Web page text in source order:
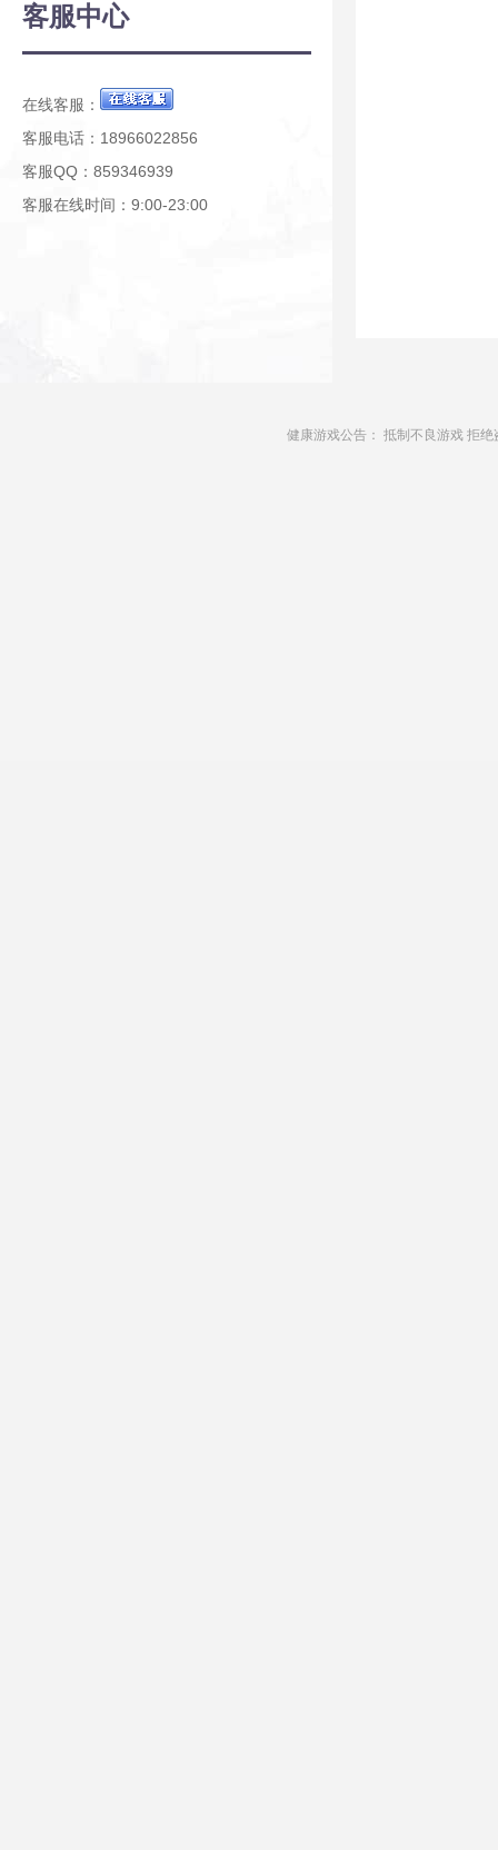
客服中心
在线客服：
客服电话：18966022856
客服QQ：859346939
客服在线时间：9:00-23:00
健康游戏公告： 抵制不良游戏 拒